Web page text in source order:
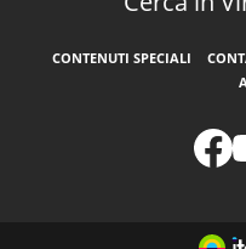
CONTENUTI SPECIALI